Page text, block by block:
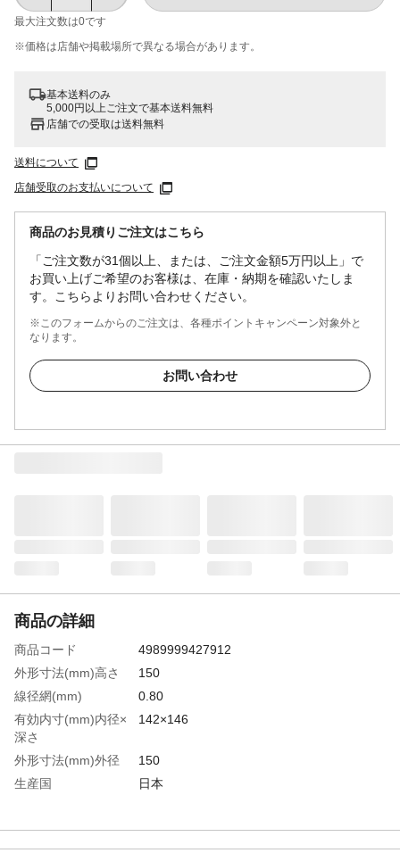
最大注文数は0です
※価格は​店舗や​掲載場所で​異なる​場合が​あります。
基本送料のみ
5,000円以上ご注文で基本送料無料
店舗での受取は送料無料
送料について
店舗受取のお支払いについて
商品のお見積りご注文はこちら
「ご注文数が31個以上、または、ご注文金額5万円以上」で
お買い上げご希望のお客様は、在庫・納期を確認いたしま
す。こちらよりお問い合わせください。
※このフォームからのご注文は、各種ポイントキャンペーン対象外と
なります。
お問い合わせ
商品の詳細
商品コード
4989999427912
外形寸法(mm)高さ
150
線径網(mm)
0.80
有効内寸(mm)内径×
深さ
142×146
外形寸法(mm)外径
150
生産国
日本
材質1
ステンレス（SUS304）